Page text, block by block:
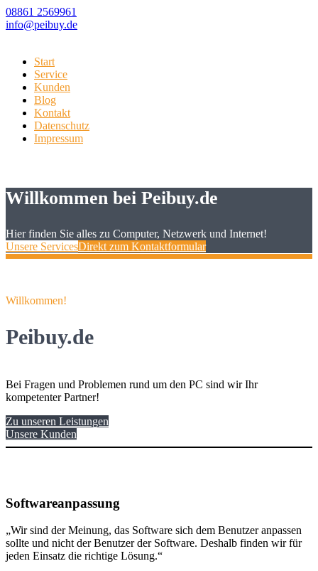
08861 2569961
info@peibuy.de
Start
Service
Kunden
Blog
Kontakt
Datenschutz
Impressum
Willkommen bei Peibuy.de
Hier finden Sie alles zu Computer, Netzwerk und Internet!
Unsere ServicesDirekt zum Kontaktformular
Willkommen!
Peibuy.de
Bei Fragen und Problemen rund um den PC sind wir Ihr
kompetenter Partner!
Zu unseren Leistungen
Unsere Kunden
Softwareanpassung
„Wir sind der Meinung, das Software sich dem Benutzer anpassen
sollte und nicht der Benutzer der Software. Deshalb finden wir für
jeden Einsatz die richtige Lösung.“